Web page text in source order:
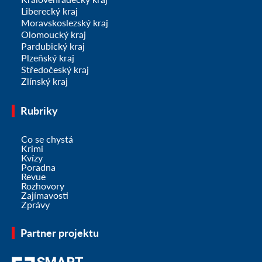
Liberecký kraj
Moravskoslezský kraj
Olomoucký kraj
Pardubický kraj
Plzeňský kraj
Středočeský kraj
Zlínský kraj
Rubriky
Co se chystá
Krimi
Kvízy
Poradna
Revue
Rozhovory
Zajímavosti
Zprávy
Partner projektu